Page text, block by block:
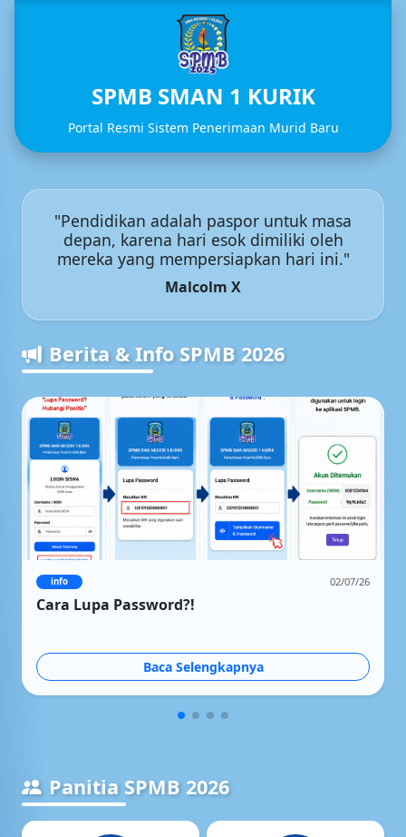
SPMB SMAN 1 KURIK
Portal Resmi Sistem Penerimaan Murid Baru
"Pendidikan adalah paspor untuk masa
depan, karena hari esok dimiliki oleh
mereka yang mempersiapkan hari ini."
Malcolm X
Berita & Info SPMB 2026
02/07/26
Pendaftar Online tidak perlu ikut
Baca Selengkapnya
Panitia SPMB 2026